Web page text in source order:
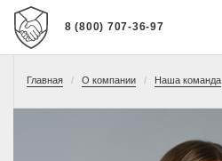
8 (800) 707-36-97
Главная О компании Наша команда